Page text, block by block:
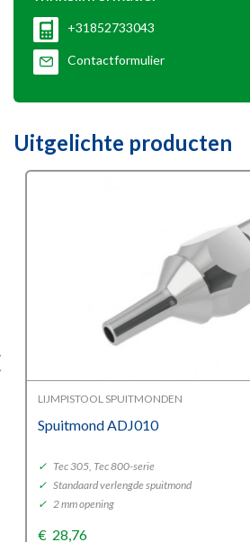
+31852733043
Contactformulier
Uitgelichte producten
LIJMPISTOOL SPUITMONDEN
Spuitmond ADJ010
✓ Tec 305, Tec 800-serie
✓ Standaard verlengde spuitmond
✓ 2 mm opening
€ 28,76